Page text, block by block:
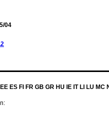
04
ES FI FR GB GR HU IE IT LI LU MC